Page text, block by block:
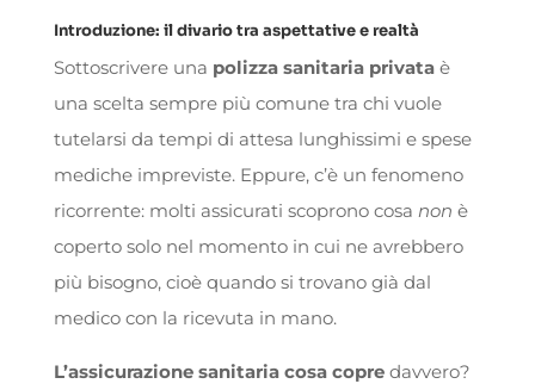
Introduzione: il divario tra aspettative e realtà
Sottoscrivere una polizza sanitaria privataè
una scelta sempre più comune tra chi vuole
tutelarsi da tempi di attesa lunghissimi e spese
mediche impreviste. Eppure, c’è un fenomeno
ricorrente: molti assicurati scoprono cosa non è
coperto solo nel momento in cui ne avrebbero
più bisogno, cioè quando si trovano già dal
medico con la ricevuta in mano.
L’assicurazione sanitaria cosa copredavvero?